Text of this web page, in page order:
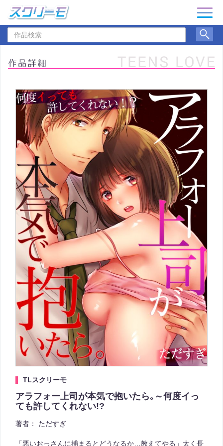
品
索
ナ
ゲ
ー
ョ
ン
TLスクリーモ
アラフォー上司が本気で抱いたら｡～何度イっ
ても許してくれない!?
著者： ただすぎ
「悪いおっさんに捕まるとどうなるか…教えてやる」太く長